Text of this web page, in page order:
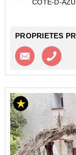
COTE-D-
PROPRIETES
Contacter